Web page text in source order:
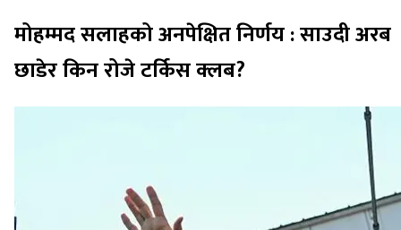
मोहम्मद सलाहको अनपेक्षित निर्णय : साउदी अरब
छाडेर किन रोजे टर्किस क्लब?